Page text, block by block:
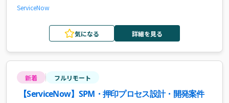
ServiceNow
気になる 詳細を見る
新着 フルリモート
【ServiceNow】SPM・押印プロセス設計・開発案件